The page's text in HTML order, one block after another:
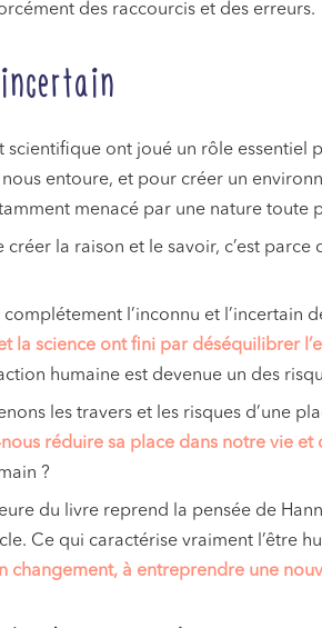
des raccourcis et des erreurs.
scientifique ont joué un rôle
entoure, et pour créer un
menacé par une nature toute
créer la raison et le savoir, c’est
complétement l’inconnu et l’incertain
la science ont fini par déséquilibrer
humaine est devenue un des
les travers et les risques d’une
réduire sa place dans notre vie et
?
du livre reprend la pensée de
Ce qui caractérise vraiment l’être
changement, à entreprendre une